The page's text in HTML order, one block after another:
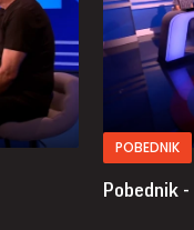
POBEDNIK
Pobednik